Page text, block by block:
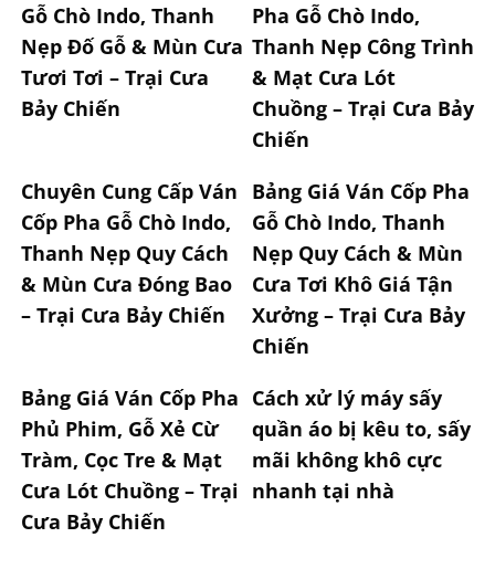
Gỗ Chò Indo, Thanh
Nẹp Đố Gỗ & Mùn Cưa
Tươi Tơi – Trại Cưa
Bảy Chiến
Pha Gỗ Chò Indo,
Thanh Nẹp Công Trình
& Mạt Cưa Lót
Chuồng – Trại Cưa Bảy
Chiến
Chuyên Cung Cấp Ván
Cốp Pha Gỗ Chò Indo,
Thanh Nẹp Quy Cách
& Mùn Cưa Đóng Bao
– Trại Cưa Bảy Chiến
Bảng Giá Ván Cốp Pha
Gỗ Chò Indo, Thanh
Nẹp Quy Cách & Mùn
Cưa Tơi Khô Giá Tận
Xưởng – Trại Cưa Bảy
Chiến
Bảng Giá Ván Cốp Pha
Phủ Phim, Gỗ Xẻ Cừ
Tràm, Cọc Tre & Mạt
Cưa Lót Chuồng – Trại
Cưa Bảy Chiến
Cách xử lý máy sấy
quần áo bị kêu to, sấy
mãi không khô cực
nhanh tại nhà